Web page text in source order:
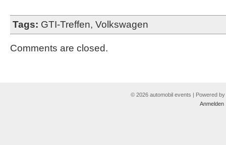
Tags: GTI-Treffen, Volkswagen
Comments are closed.
© 2026 automobil events | Powered by
Anmelden|